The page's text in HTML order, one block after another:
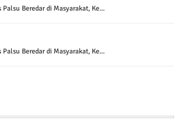
Beredar di Masyarakat, Ke...
Beredar di Masyarakat, Ke...